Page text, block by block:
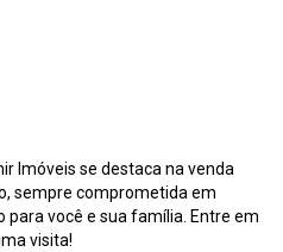
Imóveis se destaca na venda
sempre comprometida em
você e sua família. Entre em
visita!